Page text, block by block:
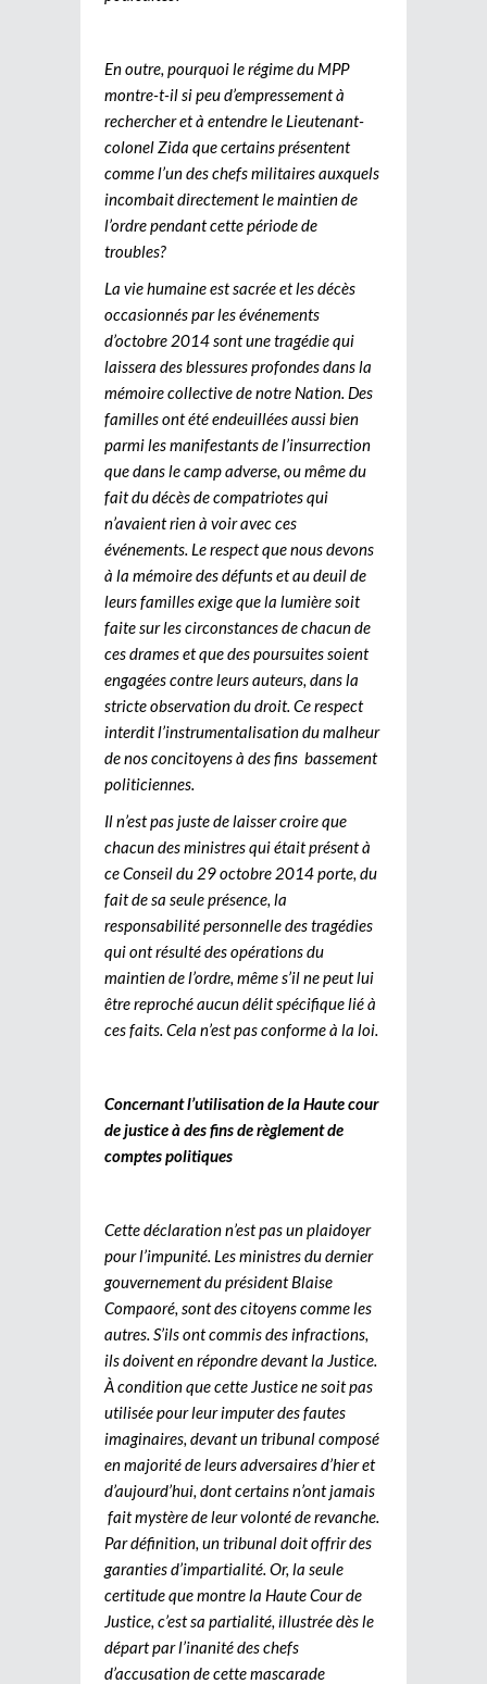
En outre, pourquoi le régime du MPP
montre-t-il si peu d’empressement à
rechercher et à entendre le Lieutenant-
colonel Zida que certains présentent
comme l’un des chefs militaires auxquels
incombait directement le maintien de
l’ordre pendant cette période de
troubles?
La vie humaine est sacrée et les décès
occasionnés par les événements
d’octobre 2014 sont une tragédie qui
laissera des blessures profondes dans la
mémoire collective de notre Nation. Des
familles ont été endeuillées aussi bien
parmi les manifestants de l’insurrection
que dans le camp adverse, ou même du
fait du décès de compatriotes qui
n’avaient rien à voir avec ces
événements. Le respect que nous devons
à la mémoire des défunts et au deuil de
leurs familles exige que la lumière soit
faite sur les circonstances de chacun de
ces drames et que des poursuites soient
engagées contre leurs auteurs, dans la
stricte observation du droit. Ce respect
interdit l’instrumentalisation du malheur
de nos concitoyens à des fins bassement
politiciennes.
Il n’est pas juste de laisser croire que
chacun des ministres qui était présent à
ce Conseil du 29 octobre 2014 porte, du
fait de sa seule présence, la
responsabilité personnelle des tragédies
qui ont résulté des opérations du
maintien de l’ordre, même s’il ne peut lui
être reproché aucun délit spécifique lié à
ces faits. Cela n’est pas conforme à la loi.
Concernant l’utilisation de la Haute cour
de justice à des fins de règlement de
comptes politiques
Cette déclaration n’est pas un plaidoyer
pour l’impunité. Les ministres du dernier
gouvernement du président Blaise
Compaoré, sont des citoyens comme les
autres. S’ils ont commis des infractions,
ils doivent en répondre devant la Justice.
À condition que cette Justice ne soit pas
utilisée pour leur imputer des fautes
imaginaires, devant un tribunal composé
en majorité de leurs adversaires d’hier et
d’aujourd’hui, dont certains n’ont jamais
fait mystère de leur volonté de revanche.
Par définition, un tribunal doit offrir des
garanties d’impartialité. Or, la seule
certitude que montre la Haute Cour de
Justice, c’est sa partialité, illustrée dès le
départ par l’inanité des chefs
d’accusation de cette mascarade